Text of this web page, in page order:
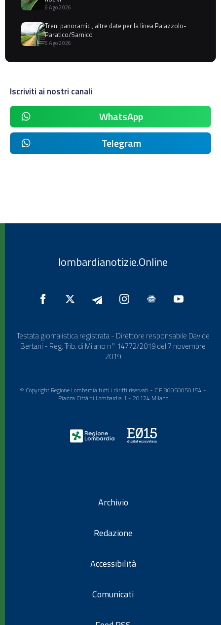
6 Ago 2026
Treni panoramici, altre date per la linea Palazzolo-
Paratico/Sarnico
6 Ago 2026
Iscriviti ai nostri canali
WhatsApp
Telegram
lombardianotizie.Online
Testata giornalistica registrata - Direttore responsabile Davide
Bertani - Reg. Trib. di Milano n° 14772/2019 del 7 novembre
2019
© Copyright Regione Lombardia tutti i diritti riservati - C.F. 80050050154 -
Piazza Città di Lombardia 1 - 20124 Milano
Archivio
Redazione
Accessibilità
Comunicati